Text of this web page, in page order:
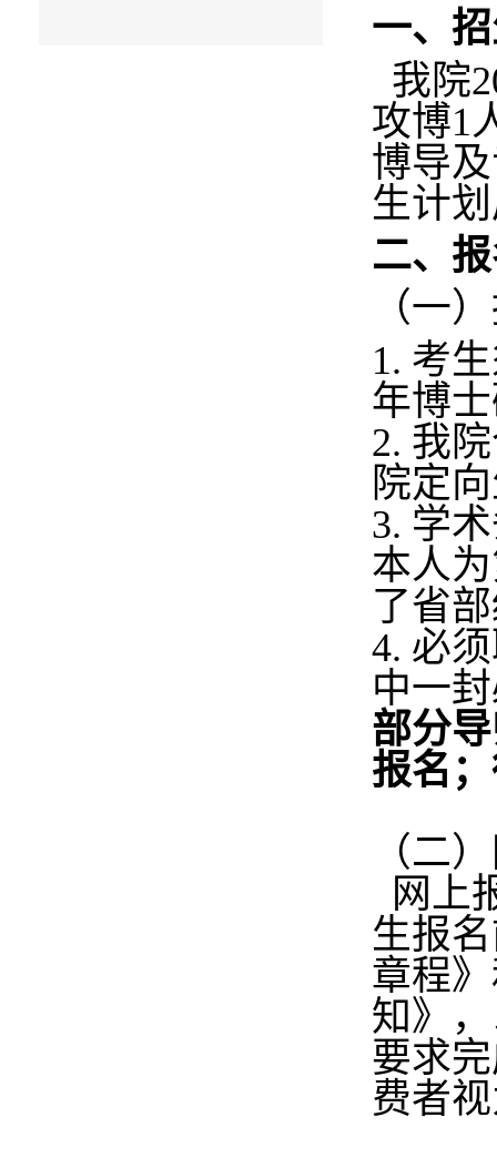
一、
我院
攻博1
博导
生计
二、
（一
1. 考
年博
2. 我
院定
3. 学
本人
了省
4. 必
中一
部分
报名
（二
网上
生报
章程
知》
要求
费者